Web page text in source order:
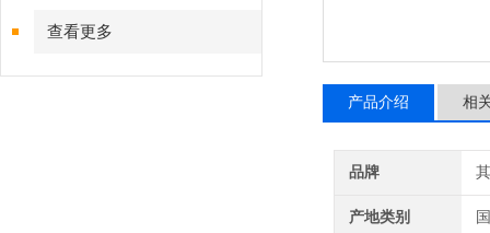
查看更多
产品介绍 相
品牌
产地类别